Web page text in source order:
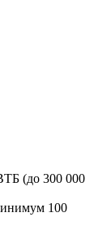
(до 300 000
100